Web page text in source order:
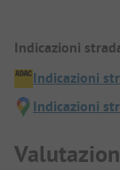
Indicazioni
Indicazioni
Indicazioni